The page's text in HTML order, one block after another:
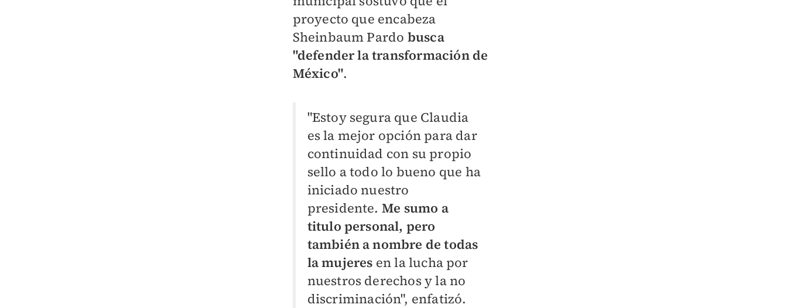
proyecto que encabeza
Sheinbaum Pardo busca
"defender la transformación de
México".
"Estoy segura que Claudia
es la mejor opción para dar
continuidad con su propio
sello a todo lo bueno que ha
iniciado nuestro
presidente. Me sumo a
titulo personal, pero
también a nombre de todas
la mujeres en la lucha por
nuestros derechos y la no
discriminación", enfatizó.